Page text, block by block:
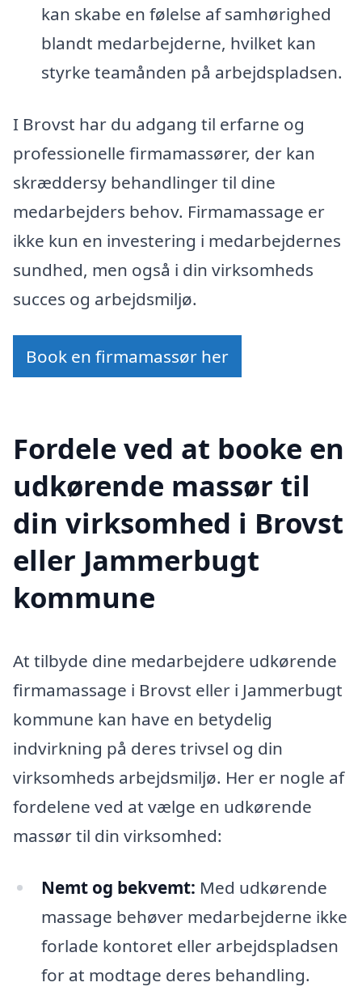
kan skabe en følelse af samhørighed
blandt medarbejderne, hvilket kan
styrke teamånden på arbejdspladsen.
I Brovst har du adgang til erfarne og
professionelle firmamassører, der kan
skræddersy behandlinger til dine
medarbejders behov. Firmamassage er
ikke kun en investering i medarbejdernes
sundhed, men også i din virksomheds
succes og arbejdsmiljø.
Book en firmamassør her
Fordele ved at booke en
udkørende massør til
din virksomhed i Brovst
eller Jammerbugt
kommune
At tilbyde dine medarbejdere udkørende
firmamassage i Brovst eller i Jammerbugt
kommune kan have en betydelig
indvirkning på deres trivsel og din
virksomheds arbejdsmiljø. Her er nogle af
fordelene ved at vælge en udkørende
massør til din virksomhed:
Nemt og bekvemt: Med udkørende
massage behøver medarbejderne ikke
forlade kontoret eller arbejdspladsen
for at modtage deres behandling.